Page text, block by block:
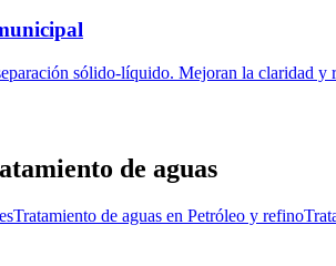
sólido-líquido. Mejoran la claridad
de aguas
Tratamiento de aguas en Petróleo y refino